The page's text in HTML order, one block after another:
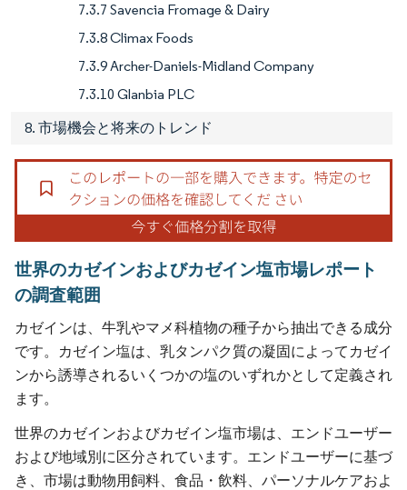
7.3.7 Savencia Fromage & Dairy
7.3.8 Climax Foods
7.3.9 Archer-Daniels-Midland Company
7.3.10 Glanbia PLC
8. 市場機会と将来のトレンド
世界のカゼインおよびカゼイン塩市場レポート
の調査範囲
カゼインは、牛乳やマメ科植物の種子から抽出できる成分
です。カゼイン塩は、乳タンパク質の凝固によってカゼイ
ンから誘導されるいくつかの塩のいずれかとして定義され
ます。
世界のカゼインおよびカゼイン塩市場は、エンドユーザー
および地域別に区分されています。エンドユーザーに基づ
き、市場は動物用飼料、食品・飲料、パーソナルケアおよ